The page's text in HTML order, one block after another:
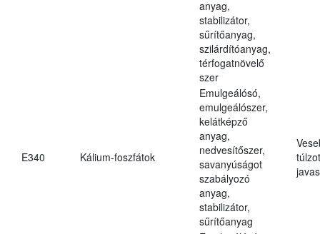
anyag,
stabilizátor,
sűrítőanyag,
szilárdítóanyag,
térfogatnövelő
szer
E340 Kálium-foszfátok
Emulgeálósó,
emulgeálószer,
kelátképző
anyag,
nedvesítőszer,
savanyúságot
szabályozó
anyag,
stabilizátor,
sűrítőanyag